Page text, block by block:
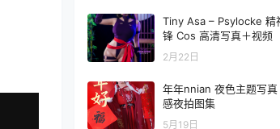
Tiny Asa – Psylocke 精
锋 Cos 高清写真＋视频
2V-3.55GB）
2月22日
年年nnian 夜色主题写真
感夜拍图集
5月19日